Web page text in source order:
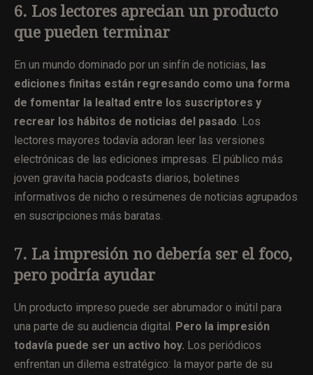
6. Los lectores aprecian un producto
que pueden terminar
En un mundo dominado por un sinfín de noticias, las
ediciones finitas están regresando como una forma
de fomentar la lealtad entre los suscriptores y
recrear los hábitos de noticias del pasado. Los
lectores mayores todavía adoran leer las versiones
electrónicas de las ediciones impresas. El público más
joven gravita hacia podcasts diarios, boletines
informativos de nicho o resúmenes de noticias agrupados
en suscripciones más baratas.
7. La impresión no debería ser el foco,
pero podría ayudar
Un producto impreso puede ser abrumador o inútil para
una parte de su audiencia digital. Pero la impresión
todavía puede ser un activo hoy. Los periódicos
enfrentan un dilema estratégico: la mayor parte de su